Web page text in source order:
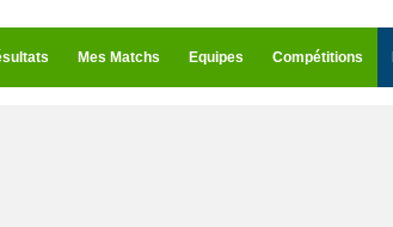
Mes Matchs Equipes Compétitions